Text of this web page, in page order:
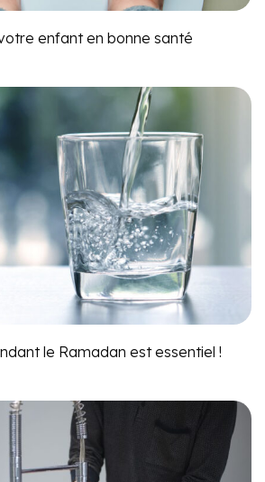
enfant en bonne santé
le Ramadan est essentiel !